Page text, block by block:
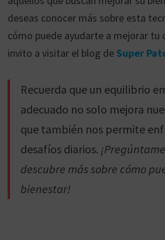
deseas conocer más sobre esta
cómo puede ayudarte a mejorar tu
invito a visitar el blog de Super
Recuerda que un equilibrio
adecuado no solo mejora
que también nos permite
desafíos diarios.
descubre más sobre cómo
bienestar!